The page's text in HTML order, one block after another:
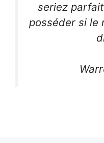
seriez
posséder si le